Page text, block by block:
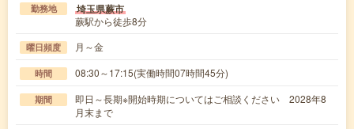
勤務地 埼玉県蕨市
蕨駅から徒歩8分
曜日頻度 月～金
時間 08:30～17:15(実働時間07時間45分)
期間
即日～長期※開始時期についてはご相談ください 2028年8
月末まで